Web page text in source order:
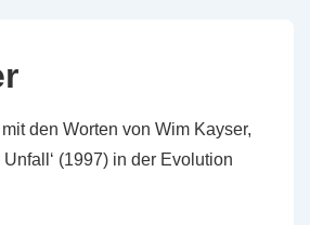
den Worten von Wim Kayser,
Unfall‘ (1997) in der Evolution